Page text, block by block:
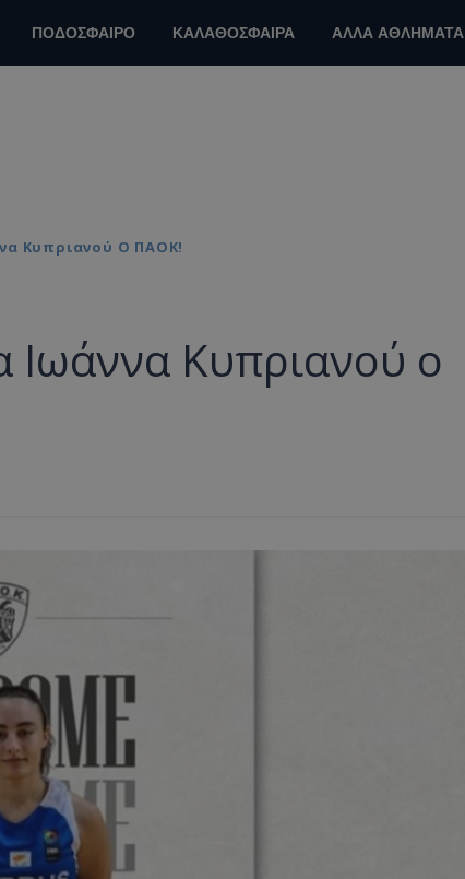
ΠΟΔΟΣΦΑΙΡΟ ΚΑΛΑΘΟΣΦΑΙΡΑ ΑΛΛΑ ΑΘΛΗΜΑΤΑ
Κυπριανού Ο ΠΑΟΚ!
Ιωάννα Κυπριανού ο